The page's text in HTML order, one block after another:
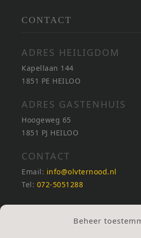
Beheer
CONTACT
ADRES HEILIGDOM
Kapellaan 144
1851 PE HEILOO
ADRES GASTENHUIS
Hoogeweg 65
1851 PJ HEILOO
CONTACT
Email: info@olvternood.nl
Tel: 072-5051288
REKENINGNUMMERS
NL25INGB0000672168